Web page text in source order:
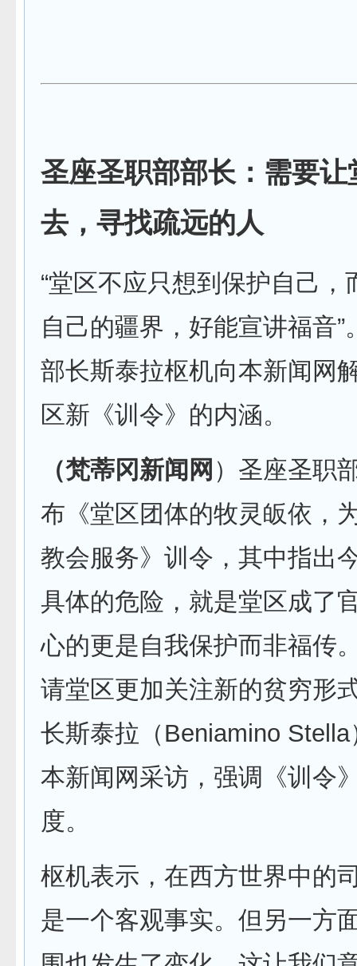
圣座圣职部部长：需要让
去，寻找疏远的人
“堂区不应只想到保护自己，
自己的疆界，好能宣讲福音”
部长斯泰拉枢机向本新闻网
区新《训令》的内涵。
（梵蒂冈新闻网 ）圣座圣职
布《堂区团体的牧灵皈依，
教会服务》训令，其中指出
具体的危险，就是堂区成了
心的更是自我保护而非福传
请堂区更加关注新的贫穷形
长斯泰拉（Beniamino
本新闻网采访，强调《训令
度。
枢机表示，在西方世界中的
是一个客观事实。但另一方